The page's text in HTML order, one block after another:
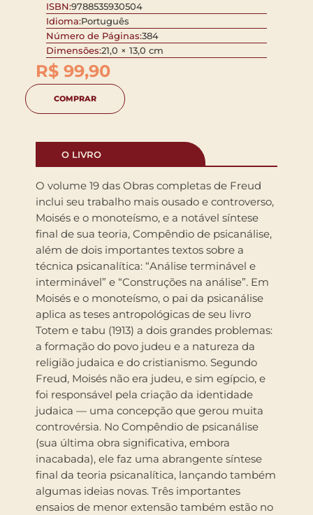
ISBN:9788535930504
Idioma:Português
Número de Páginas:384
Dimensões:21,0 × 13,0 cm
R$ 99,90
COMPRAR
O LIVRO
O volume 19 das Obras completas de Freud
inclui seu trabalho mais ousado e controverso,
Moisés e o monoteísmo, e a notável síntese
final de sua teoria, Compêndio de psicanálise,
além de dois importantes textos sobre a
técnica psicanalítica: “Análise terminável e
interminável” e “Construções na análise”. Em
Moisés e o monoteísmo, o pai da psicanálise
aplica as teses antropológicas de seu livro
Totem e tabu (1913) a dois grandes problemas:
a formação do povo judeu e a natureza da
religião judaica e do cristianismo. Segundo
Freud, Moisés não era judeu, e sim egípcio, e
foi responsável pela criação da identidade
judaica — uma concepção que gerou muita
controvérsia. No Compêndio de psicanálise
(sua última obra significativa, embora
inacabada), ele faz uma abrangente síntese
final da teoria psicanalítica, lançando também
algumas ideias novas. Três importantes
ensaios de menor extensão também estão no